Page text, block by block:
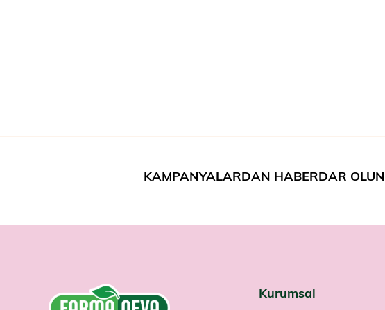
KAMPANYALARDAN HABERDAR OLUN
Kurumsal